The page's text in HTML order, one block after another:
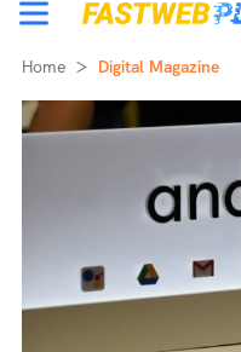
Home Digital Magazine